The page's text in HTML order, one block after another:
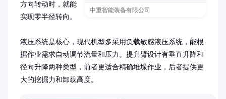
中重智能装备有限公司
方向转动时，就能
实现零半径转向。
液压系统是核心，现代机型多采用负载敏感液压系统，能根
据作业需求自动调节流量和压力。提升臂设计有垂直升降和
径向升降两种类型，前者更适合精确堆垛作业，后者提供更
大的挖掘力和卸载高度。